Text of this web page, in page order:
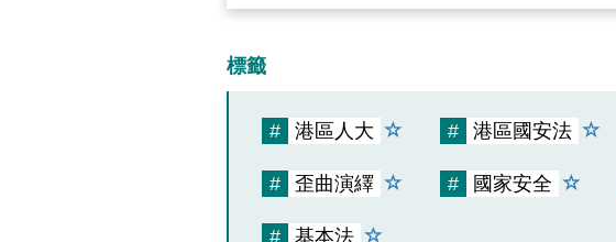
標籤
# 港區人大 # 港區國安法
# 歪曲演繹 # 國家安全
# 基本法